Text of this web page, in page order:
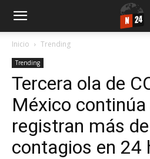
Inicio Trending
Trending
Tercera ola de
México continúa
registran más
contagios en 24